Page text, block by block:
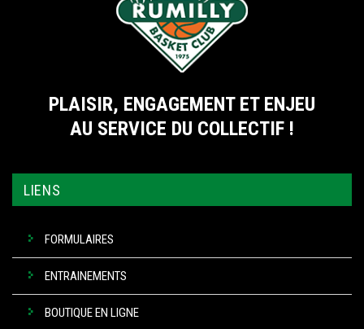
PLAISIR, ENGAGEMENT ET ENJEU
AU SERVICE DU COLLECTIF !
LIENS
FORMULAIRES
ENTRAINEMENTS
BOUTIQUE EN LIGNE